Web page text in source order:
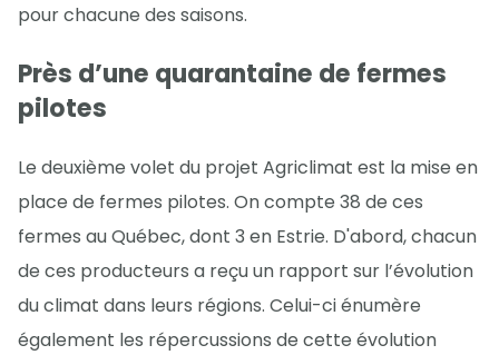
pour chacune des saisons.
Près d’une quarantaine de fermes
pilotes
Le deuxième volet du projet Agriclimat est la mise en
place de fermes pilotes. On compte 38 de ces
fermes au Québec, dont 3 en Estrie. D'abord, chacun
de ces producteurs a reçu un rapport sur l’évolution
du climat dans leurs régions. Celui-ci énumère
également les répercussions de cette évolution